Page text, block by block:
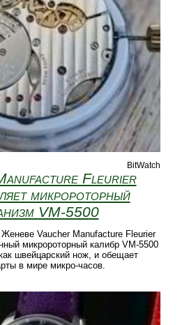
BitWatch
Fleurier
микророторный
VM‑5500
Vaucher Manufacture Fleurier
микророторный калибр VM‑5500
швейцарский нож, и обещает
в мире микро‑часов.